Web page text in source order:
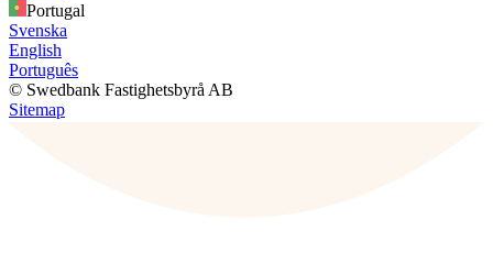
Portugal
Svenska
English
Português
© Swedbank Fastighetsbyrå AB
Sitemap